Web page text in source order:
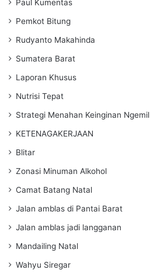
Paul Kumentas
Pemkot Bitung
Rudyanto Makahinda
Sumatera Barat
Laporan Khusus
Nutrisi Tepat
Strategi Menahan Keinginan Ngemil
KETENAGAKERJAAN
Blitar
Zonasi Minuman Alkohol
Camat Batang Natal
Jalan amblas di Pantai Barat
Jalan amblas jadi langganan
Mandailing Natal
Wahyu Siregar